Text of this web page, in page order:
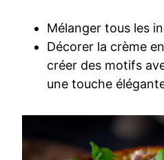
Mélanger tous les
Décorer la crème
créer des motifs
une touche